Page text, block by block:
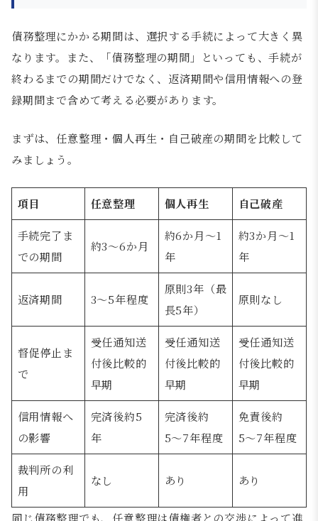
債務整理にかかる期間は、選択する手続によって大きく異
なります。また、「債務整理の期間」といっても、手続が
終わるまでの期間だけでなく、返済期間や信用情報への登
録期間まで含めて考える必要があります。
まずは、任意整理・個人再生・自己破産の期間を比較して
みましょう。
項目 任意整理 個人再生 自己破産
手続完了ま
での期間
約3〜6か月
約6か月〜1
年
約3か月〜1
年
返済期間 3〜5年程度
原則3年（最
長5年）
原則なし
督促停止ま
で
受任通知送
付後比較的
早期
受任通知送
付後比較的
早期
受任通知送
付後比較的
早期
信用情報へ
の影響
完済後約5
年
完済後約
5〜7年程度
免責後約
5〜7年程度
裁判所の利
用
なし あり あり
同じ債務整理でも、任意整理は債権者との交渉によって進